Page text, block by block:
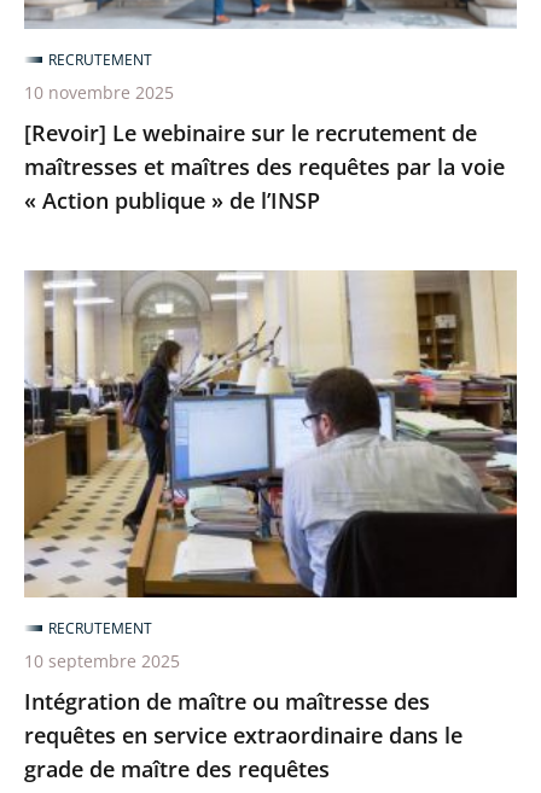
maîtres
des
requêtes
par
la
voie
Action
publique
de
l’INSP
[Revoir] Le webinaire sur le recrutement de
maîtresses et maîtres des requêtes par la voie
« Action publique » de l’INSP
RECRUTEMENT
10 novembre 2025
Intégration
maître
ou
maîtresse
des
requêtes
en
service
extraordinaire
dans
le
grade
maître
Intégration de maître ou maîtresse des
requêtes en service extraordinaire dans le
grade de maître des requêtes
RECRUTEMENT
10 septembre 2025